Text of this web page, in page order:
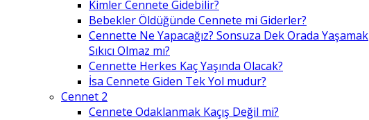
Kimler Cennete Gidebilir?
Bebekler Öldüğünde Cennete mi Giderler?
Cennette Ne Yapacağız? Sonsuza Dek Orada Yaşamak
Sıkıcı Olmaz mı?
Cennette Herkes Kaç Yaşında Olacak?
İsa Cennete Giden Tek Yol mudur?
Cennet 2
Cennete Odaklanmak Kaçış Değil mi?